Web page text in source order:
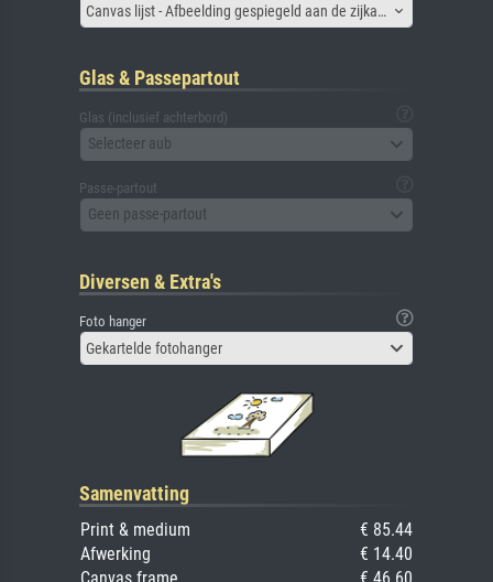
Canvas lijst - Afbeelding gespiegeld aan de zijkant
Glas & Passepartout
Glas (inclusief achterbord)
Selecteer aub
Passe-partout
Geen passe-partout
Diversen & Extra's
Foto hanger
Gekartelde fotohanger
Samenvatting
Print & medium
€ 85.44
Afwerking
€ 14.40
Canvas frame
€ 46.60